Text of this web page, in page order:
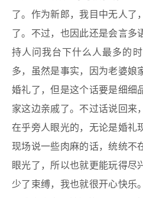
了。作为新郎，我目中无人了
了。不过，也因此还是会言多
持人问我台下什么人最多的
多，虽然是事实，因为老婆娘
婚礼了，但是这个话要是细细
家这边亲戚了。不过话说回来
在乎旁人眼光的，无论是婚礼
现场说一些肉麻的话，统统不
眼光了，所以也就更能玩得尽
少了束缚，我也就很开心快乐